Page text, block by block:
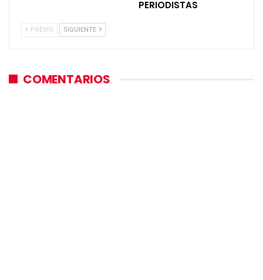
PERIODISTAS
PREVIO SIGUIENTE
COMENTARIOS